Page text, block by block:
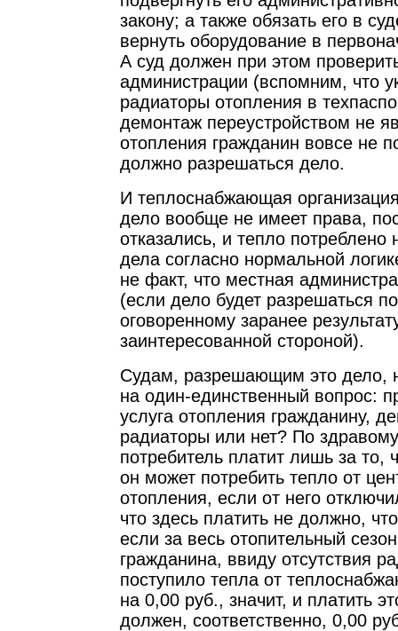
закону; а также обязать его в
вернуть оборудование в
А суд должен при этом
администрации (вспомним, что
радиаторы отопления в
демонтаж переустройством не
отопления гражданин вовсе не
должно разрешаться дело.
И теплоснабжающая
дело вообще не имеет права,
отказались, и тепло потреблено
дела согласно нормальной
не факт, что местная
(если дело будет разрешаться
оговоренному заранее
заинтересованной стороной).
Судам, разрешающим это дело,
на один-единственный вопрос:
услуга отопления гражданину,
радиаторы или нет? По
потребитель платит лишь за то,
он может потребить тепло от
отопления, если от него
что здесь платить не должно,
если за весь отопительный
гражданина, ввиду отсутствия
поступило тепла от
на 0,00 руб., значит, и платить
должен, соответственно, 0,00